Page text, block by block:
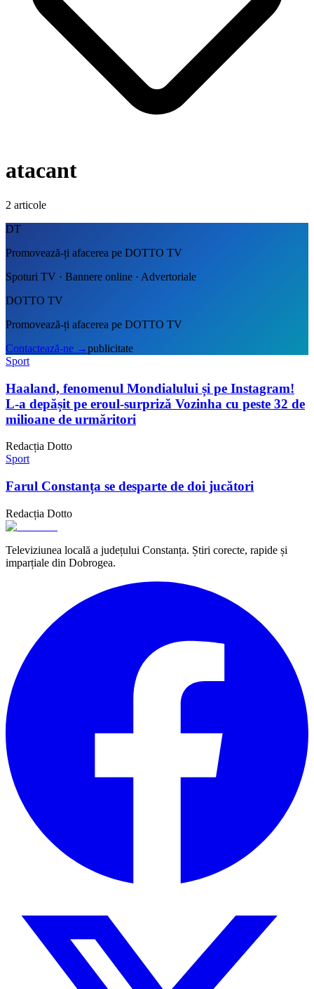
atacant
2 articole
DT
Promovează-ți afacerea pe DOTTO TV
Spoturi TV · Bannere online · Advertoriale
DOTTO TV
Promovează-ți afacerea pe DOTTO TV
Contactează-ne →publicitate
Sport
Haaland, fenomenul Mondialului și pe Instagram!
L-a depășit pe eroul-surpriză Vozinha cu peste 32 de
milioane de urmăritori
Redacția Dotto
Sport
Farul Constanța se desparte de doi jucători
Redacția Dotto
Televiziunea locală a județului Constanța. Știri corecte, rapide și
imparțiale din Dobrogea.